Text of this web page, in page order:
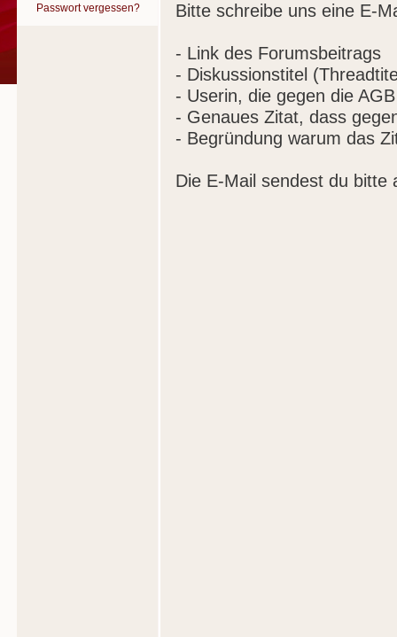
Passwort vergessen? Bitte schreibe uns eine E-
- Link des Forumsbeitrags
- Diskussionstitel
- Userin, die gegen die
- Genaues Zitat, dass
- Begründung warum das
Die E-Mail sendest du bitte